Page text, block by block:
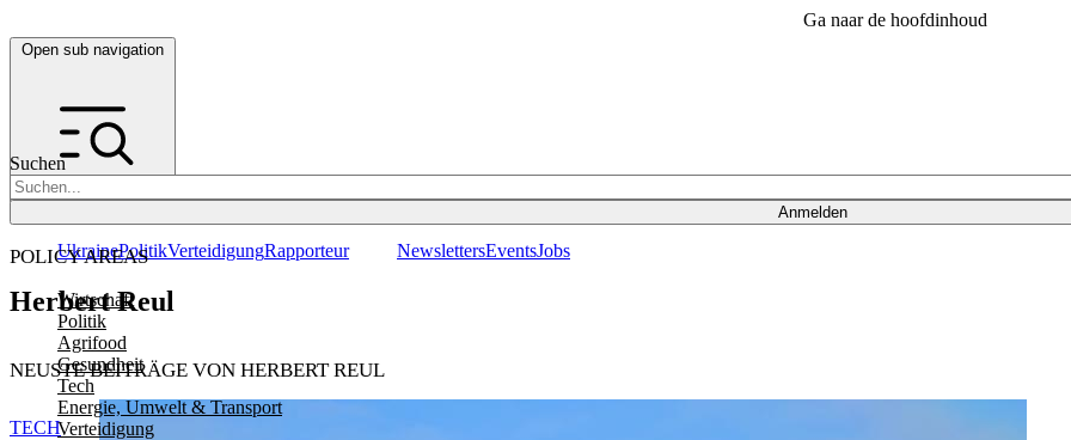
Ga naar de hoofdinhoud
Open sub navigation
Suchen
Anmelden
POLICY AREAS
Wirtschaft
Politik
Agrifood
Gesundheit
Tech
Energie, Umwelt & Transport
Verteidigung
UkrainePolitikVerteidigungRapporteur NewslettersEventsJobs
Herbert Reul
NEUSTE BEITRÄGE VON HERBERT REUL
TECH